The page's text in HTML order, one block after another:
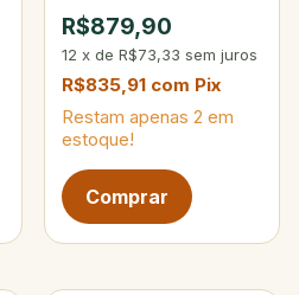
R$879,90
12 x de R$73,33 sem juros
R$835,91 com Pix
Restam apenas 2 em
estoque!